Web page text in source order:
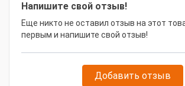
Напишите свой отзыв!
Еще никто не оставил отзыв на этот
первым и напишите свой отзыв!
Добавить отзыв